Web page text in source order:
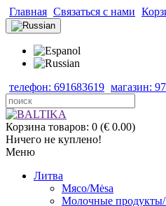
Главная Связаться с нами
телефон: 691683619 магазин:
Корзина товаров: 0 (€ 0.00)
Ничего не куплено!
Меню
Литва
Мясо/Mėsa
Молочные продукты/